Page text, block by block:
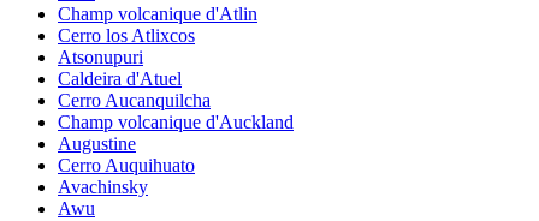
Champ volcanique d'Atlin
Cerro los Atlixcos
Atsonupuri
Caldeira d'Atuel
Cerro Aucanquilcha
Champ volcanique d'Auckland
Augustine
Cerro Auquihuato
Avachinsky
Awu